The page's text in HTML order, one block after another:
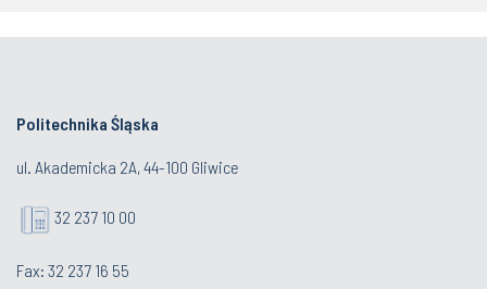
Politechnika Śląska
ul. Akademicka 2A, 44-100 Gliwice
32 237 10 00
Fax: 32 237 16 55